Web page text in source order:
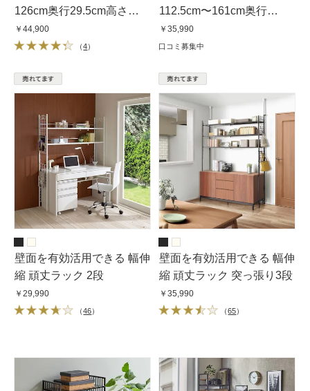
126cm奥行29.5cm高さ
220cm〜260cm
￥44,900
（4）
112.5cm〜161cm奥行
29.5cm高さ220cm〜260cm
￥35,990
口コミ募集中
壁面を有効活用できる 幅伸
縮 頑丈ラック 2段
￥29,990
（46）
壁面を有効活用できる 幅伸
縮 頑丈ラック 突っ張り3段
￥35,990
（65）